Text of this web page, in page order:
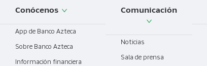
Conócenos
App de Banco Azteca
Sobre Banco Azteca
Información financiera
Comunicación
Noticias
Sala de prensa